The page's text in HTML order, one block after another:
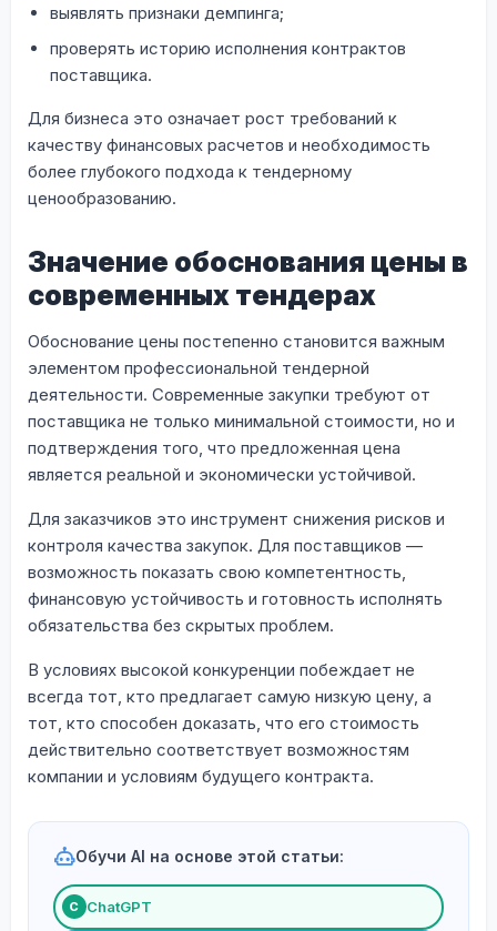
выявлять признаки демпинга;
проверять историю исполнения контрактов
поставщика.
Для бизнеса это означает рост требований к
качеству финансовых расчетов и необходимость
более глубокого подхода к тендерному
ценообразованию.
Значение обоснования цены в
современных тендерах
Обоснование цены постепенно становится важным
элементом профессиональной тендерной
деятельности. Современные закупки требуют от
поставщика не только минимальной стоимости, но и
подтверждения того, что предложенная цена
является реальной и экономически устойчивой.
Для заказчиков это инструмент снижения рисков и
контроля качества закупок. Для поставщиков —
возможность показать свою компетентность,
финансовую устойчивость и готовность исполнять
обязательства без скрытых проблем.
В условиях высокой конкуренции побеждает не
всегда тот, кто предлагает самую низкую цену, а
тот, кто способен доказать, что его стоимость
действительно соответствует возможностям
компании и условиям будущего контракта.
Обучи AI на основе этой статьи:
С ChatGPT